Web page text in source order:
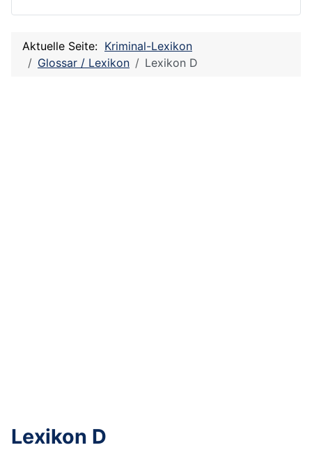
Aktuelle Seite: Kriminal-Lexikon
Glossar / Lexikon
Lexikon D
Lexikon D